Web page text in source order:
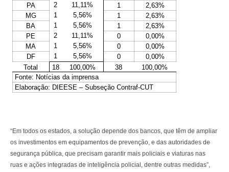
PA
2 11,11% 1
2,63%
MG
1 5,56% 1
2,63%
BA
1 5,56% 1
2,63%
PE
2 11,11% 0
0,00%
MA
1 5,56% 0
0,00%
DF
1 5,56% 0
0,00%
Total
18 100,00% 38
100,00%
Fonte: Notícias da imprensa
Elaboração: DIEESE – Subseção Contraf-CUT
“Em todos os estados, a solução depende dos bancos, que têm de ampliar
os investimentos em equipamentos de prevenção, e das autoridades de
segurança pública, que precisam garantir mais policiais e viaturas nas
ruas e ações integradas de inteligência policial, dentre outras medidas”,